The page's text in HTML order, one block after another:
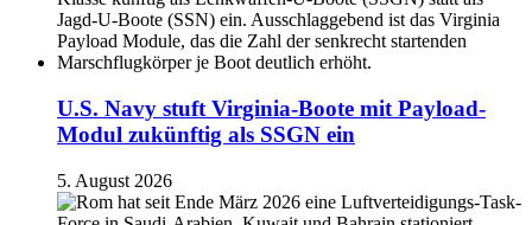
U.S. Navy stuft Virginia-Boote mit Payload-
Modul zukünftig als SSGN ein
5. August 2026